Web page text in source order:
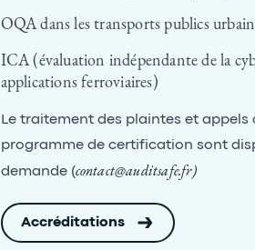
OQA dans les transports publics
ICA (évaluation indépendante de la
applications ferroviaires)
Le traitement des plaintes et appels
programme de certification sont
demande (contact@auditsafe.fr)
Accréditations